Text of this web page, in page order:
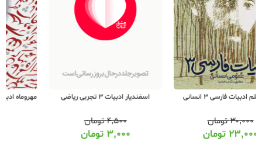
اسفندیار ادبیات 3 تجربی ریاضی
۴,۵۰۰
۳,۰۰۰
مهروماه ادبیات 3 تجربی ریاضی 360 درجه
۲۳,۰۰۰
۱۸,۰۰۰